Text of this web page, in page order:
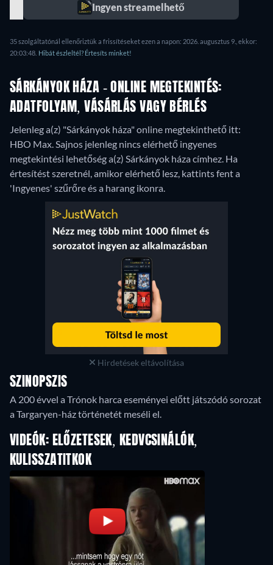
Ingyen streamelhető
35 szolgáltatónál ellenőriztük a frissítéseket ezen a napon: 2026. augusztus 9., ekkor:
20:03:48. Hibát észleltél? Értesíts minket!
SÁRKÁNYOK HÁZA - ONLINE MEGTEKINTÉS:
ADATFOLYAM, VÁSÁRLÁS VAGY BÉRLÉS
Jelenleg a(z) "Sárkányok háza" online megtekinthető itt:
HBO Max. Sajnos jelenleg nincs elérhető ingyenes
megtekintési lehetőség a(z) Sárkányok háza címhez. Ha
értesítést szeretnél, amikor elérhető lesz, kattints fent a
'Ingyenes' szűrőre és a harang ikonra.
Hirdetések eltávolítása
SZINOPSZIS
A 200 évvel a Trónok harca eseményei előtt játszódó sorozat
a Targaryen-ház történetét meséli el.
VIDEÓK: ELŐZETESEK, KEDVCSINÁLÓK,
KULISSZATITKOK